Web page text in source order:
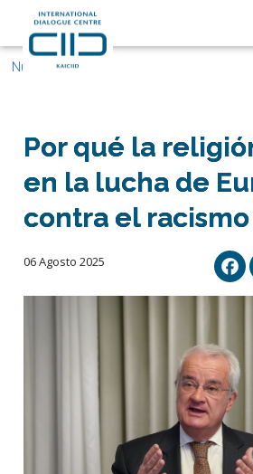
Nuestras historias
Por qué la
en la lucha de
contra el racismo
06 Agosto 2025